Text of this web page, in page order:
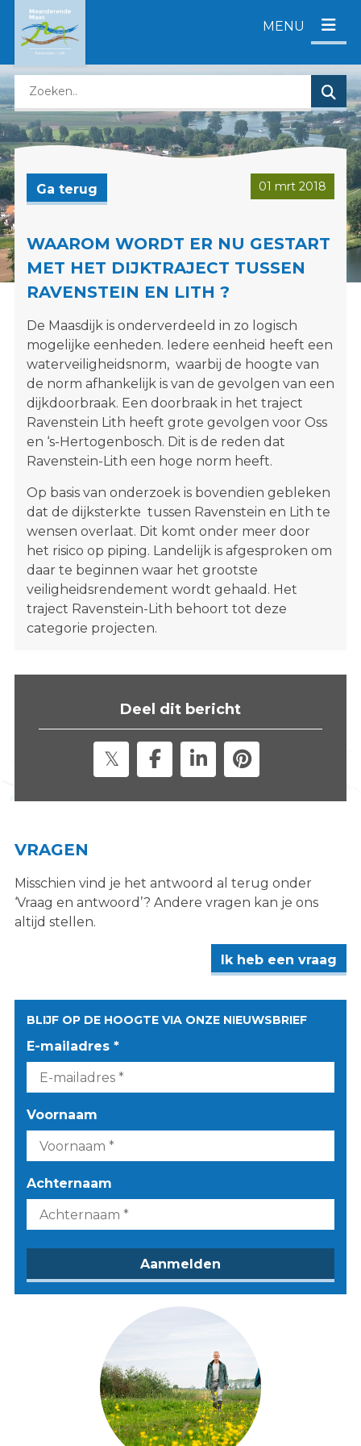
e
c
t
n
a
a
r
c
o
n
t
e
MENU
Z
o
e
k
e
n
o
p
d
e
Ga terug
WAAROM WORDT ER NU GESTART
MET HET DIJKTRAJECT TUSSEN
RAVENSTEIN EN LITH ?
01 mrt 2018
De Maasdijk is onderverdeeld in zo logisch
mogelijke eenheden. Iedere eenheid heeft een
waterveiligheidsnorm, waarbij de hoogte van
de norm afhankelijk is van de gevolgen van een
dijkdoorbraak. Een doorbraak in het traject
Ravenstein Lith heeft grote gevolgen voor Oss
en ‘s-Hertogenbosch. Dit is de reden dat
Ravenstein-Lith een hoge norm heeft.
Op basis van onderzoek is bovendien gebleken
dat de dijksterkte tussen Ravenstein en Lith te
wensen overlaat. Dit komt onder meer door
het risico op piping. Landelijk is afgesproken om
daar te beginnen waar het grootste
veiligheidsrendement wordt gehaald. Het
traject Ravenstein-Lith behoort tot deze
categorie projecten.
Deel dit bericht
VRAGEN
Misschien vind je het antwoord al terug onder
‘Vraag en antwoord’? Andere vragen kan je ons
altijd stellen.
Ik heb een vraag
BLIJF OP DE HOOGTE VIA ONZE NIEUWSBRIEF
E-mailadres *
Voornaam
Achternaam